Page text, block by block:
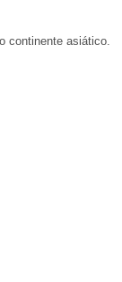
continente asiático.